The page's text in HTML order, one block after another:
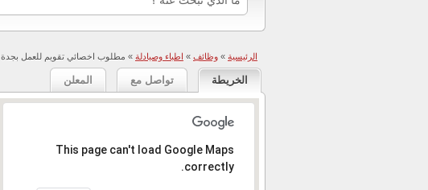
الرئيسية » وظائف » اطباء وصيادلة » مطلوب اخصائي تقويم للعمل بجدة
الخريطة تواصل مع المعلن
This page can't load Google Maps
correctly.
المعذرة، العنوان عير موجود .